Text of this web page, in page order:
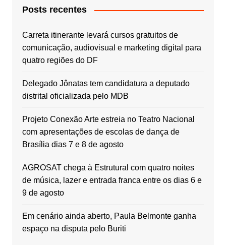
Posts recentes
Carreta itinerante levará cursos gratuitos de
comunicação, audiovisual e marketing digital para
quatro regiões do DF
Delegado Jônatas tem candidatura a deputado
distrital oficializada pelo MDB
Projeto Conexão Arte estreia no Teatro Nacional
com apresentações de escolas de dança de
Brasília dias 7 e 8 de agosto
AGROSAT chega à Estrutural com quatro noites
de música, lazer e entrada franca entre os dias 6 e
9 de agosto
Em cenário ainda aberto, Paula Belmonte ganha
espaço na disputa pelo Buriti